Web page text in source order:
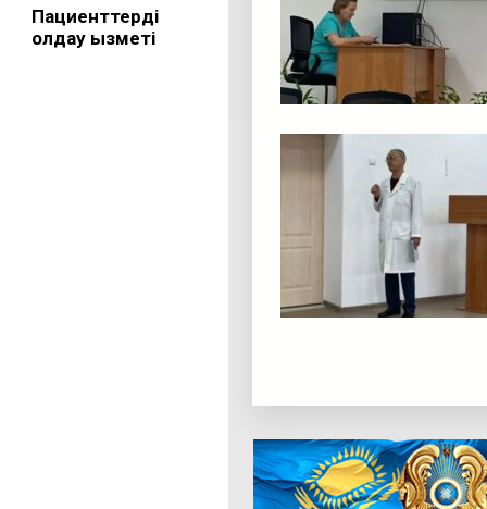
Пациенттерді
қолдау қызметі